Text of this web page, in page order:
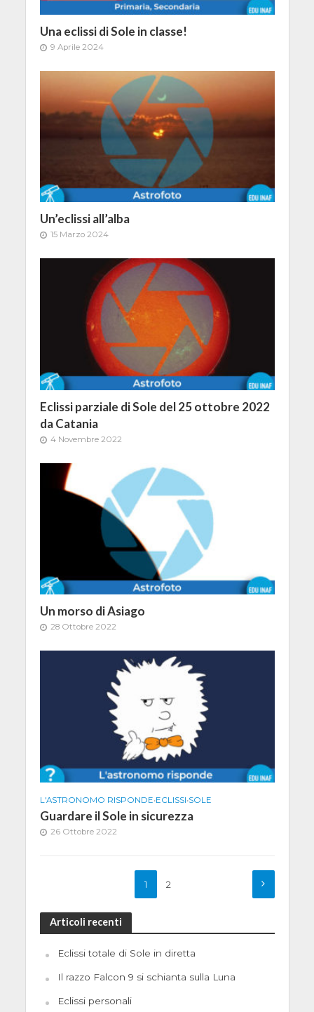
Una eclissi di Sole in classe!
9 Aprile 2024
Un’eclissi all’alba
15 Marzo 2024
Eclissi parziale di Sole del 25 ottobre 2022
da Catania
4 Novembre 2022
Un morso di Asiago
28 Ottobre 2022
L'ASTRONOMO RISPONDE•ECLISSI•SOLE
Guardare il Sole in sicurezza
26 Ottobre 2022
1 2
Articoli recenti
Eclissi totale di Sole in diretta
Il razzo Falcon 9 si schianta sulla Luna
Eclissi personali